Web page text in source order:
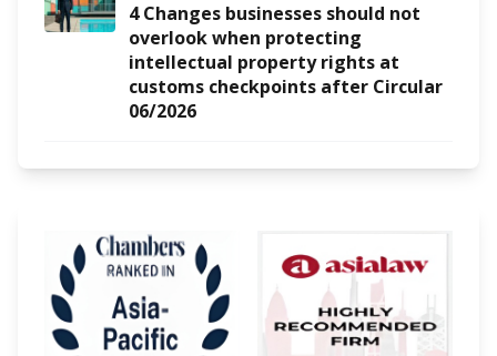
4 Changes businesses should not
overlook when protecting
intellectual property rights at
customs checkpoints after Circular
06/2026